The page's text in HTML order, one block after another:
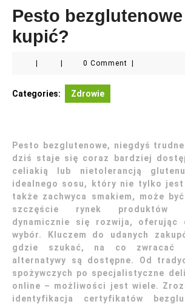
Pesto
kupić?
0 Comment
Categories: Zdrowie
Pesto bezglutenowe, niegdyś
dziś staje się coraz bardziej
celiakią lub nietolerancją
idealnego sosu, który nie tylko jest
także zachwyca smakiem, może
szczęście rynek produktów
dynamicznie się rozwija, oferując
wybór. Kluczem do udanych
gdzie szukać, na co zwracać
alternatywy są dostępne. Od
spożywczych po specjalistyczne
online – możliwości jest wiele.
identyfikacja certyfikatów